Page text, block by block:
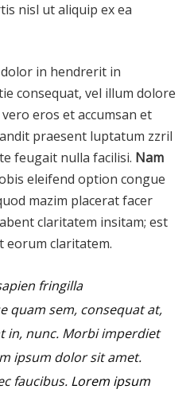
nisl ut aliquip ex ea
in hendrerit in
consequat, vel illum dolore
eros et accumsan et
praesent luptatum zzril
feugait nulla facilisi. Nam
eleifend option congue
mazim placerat facer
claritatem insitam; est
eorum claritatem.
fringilla
quam sem, consequat at,
in, nunc. Morbi imperdiet
ipsum dolor sit amet.
faucibus. Lorem ipsum